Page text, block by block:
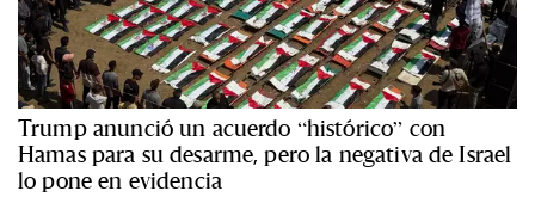
Trump anunció un acuerdo “histórico” con
Hamas para su desarme, pero la negativa de Israel
lo pone en evidencia